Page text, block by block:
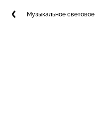
Музыкальное